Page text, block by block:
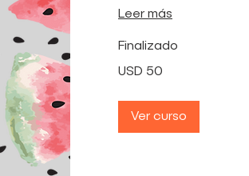
Leer más
Finalizado
dólares
USD 50
Ver curso